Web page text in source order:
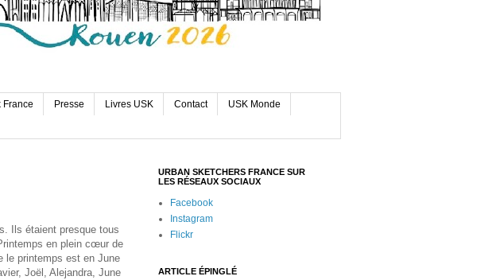
France Presse Livres USK Contact USK Monde
Ils étaient presque tous
en plein cœur de
le printemps est en June
Joël, Alejandra, June
URBAN SKETCHERS FRANCE SUR
LES RÉSEAUX SOCIAUX
Facebook
Instagram
Flickr
ARTICLE ÉPINGLÉ